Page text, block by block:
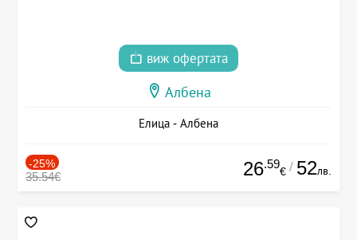
виж офертата
Албена
Елица - Албена
-25%
35.54€ 26.59
€ / 52лв.